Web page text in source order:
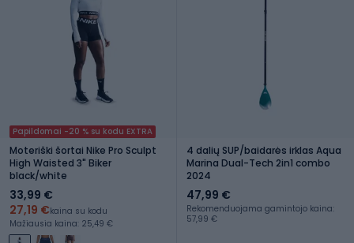
Papildomai -20 % su kodu EXTRA
Moteriški šortai Nike Pro Sculpt
High Waisted 3" Biker
black/white
33,99 €
27,19 €kaina su kodu
Mažiausia kaina: 25,49 €
4 dalių SUP/baidarės irklas Aqua
Marina Dual-Tech 2in1 combo
2024
47,99 €
Rekomenduojama gamintojo kaina:
57,99 €